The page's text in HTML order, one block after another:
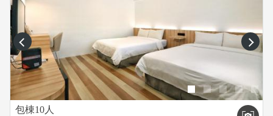
prev next
包棟10人